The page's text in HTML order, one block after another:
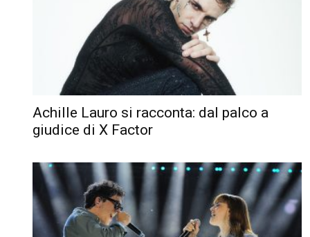
Achille Lauro si racconta: dal palco a
giudice di X Factor